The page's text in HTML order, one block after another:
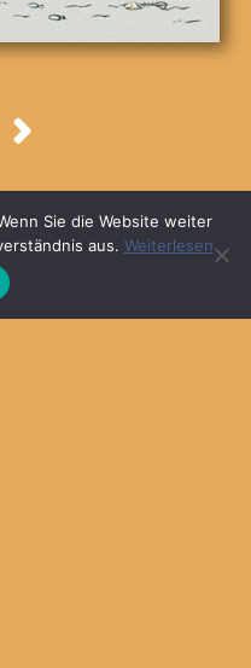
DESIGN
Sie die Website weiter
aus. Weiterlesen